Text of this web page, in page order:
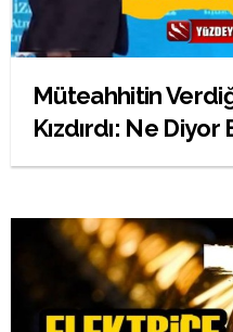
Müteahhitin
Kızdırdı: Ne Diyor